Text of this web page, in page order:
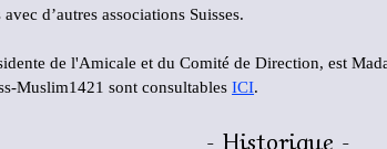
d’autres associations Suisses.
de l'Amicale et du Comité de Direction, est
Muslim1421 sont consultablesICI.
- Historique -